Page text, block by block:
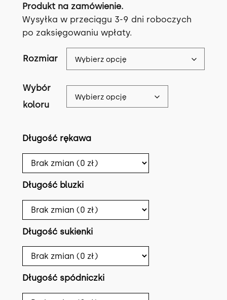
Produkt na zamówienie.
Wysyłka w przeciągu 3-9 dni roboczych
po zaksięgowaniu wpłaty.
Rozmiar
Wybór
koloru
Długość rękawa
Długość bluzki
Długość sukienki
Długość spódniczki